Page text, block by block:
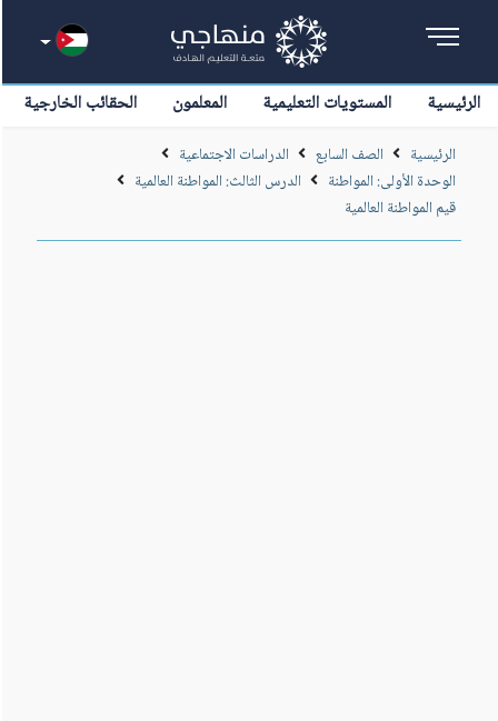
الرئيسية المستويات التعليمية المعلمون الحقائب الخارجية
الرئيسية الصف السابع
الدراسات الاجتماعية
الوحدة الأولى: المواطنة
الدرس الثالث: المواطنة العالمية
قيم المواطنة العالمية